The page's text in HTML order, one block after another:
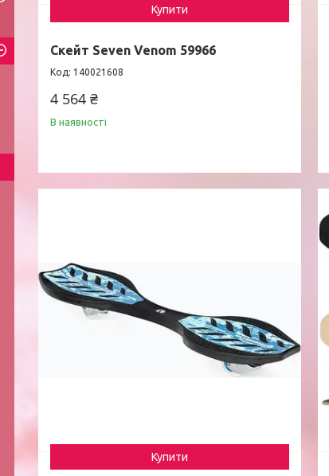
Купити
Скейт Seven Venom 59966
140021608
4 564 ₴
В наявності
Купити